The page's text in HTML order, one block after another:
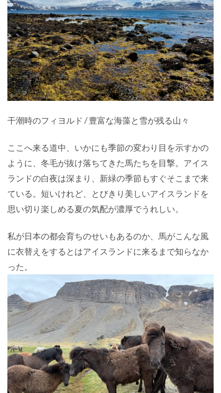
干潮時のフィヨルド / 豊富な海藻と雪が残る山々
ここへ来る道中、いかにも季節の変わり目を示すかの
ように、冬毛が抜け落ちてきた馬たちを目撃。アイス
ランドの白夜は深まり、新緑の季節もすぐそこまで来
ている。短いけれど、とびきり美しいアイスランドを
思い切り楽しめる夏の気配が濃厚でうれしい。
私が日本の都会育ちのせいもあるのか、馬がこんな風
に衣替えをするとはアイスランドに来るまで知らなか
った。